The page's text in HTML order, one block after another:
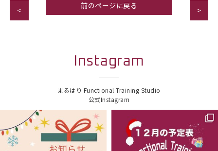
< 前のページに戻る >
Instagram
まるはり Functional Training Studio
公式Instagram